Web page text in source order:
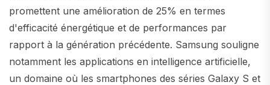
promettent une amélioration de 25% en termes
d'efficacité énergétique et de performances par
rapport à la génération précédente. Samsung souligne
notamment les applications en intelligence artificielle,
un domaine où les smartphones des séries Galaxy S et